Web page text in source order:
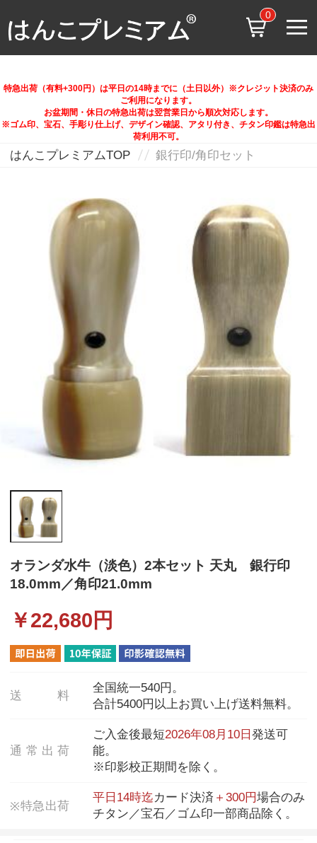
0
特急出荷（有料+300円）は平日の14時までに（土日以外）※クレジット決済のみ
ご利用になります。
お盆期間・休日の特急出荷は翌営業日から順次対応します。
※ゴム印、宝石、手彫り仕上げ、デザイン確認、アタリ付き、チタン印鑑は特急出
荷利用不可。
はんこプレミアムTOP 銀行印/角印セット
オランダ水牛（淡色）2本セット 天丸 銀行印
18.0mm／角印21.0mm
￥22,680 円
送 料
全国統一540円。
合計5400円以上お買い上げ送料無料。
通 常 出 荷
ご入金後最短2026年08月10日発送可
能。
※印影校正期間を除く。
※特急出荷
平日14時迄カード決済 ＋300円場合のみ
チタン／宝石／ゴム印一部商品除く。